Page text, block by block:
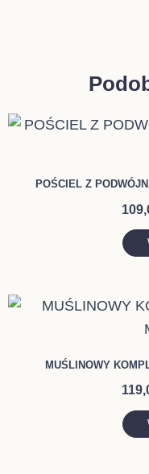
POŚCIEL Z
MUŚLINOWY